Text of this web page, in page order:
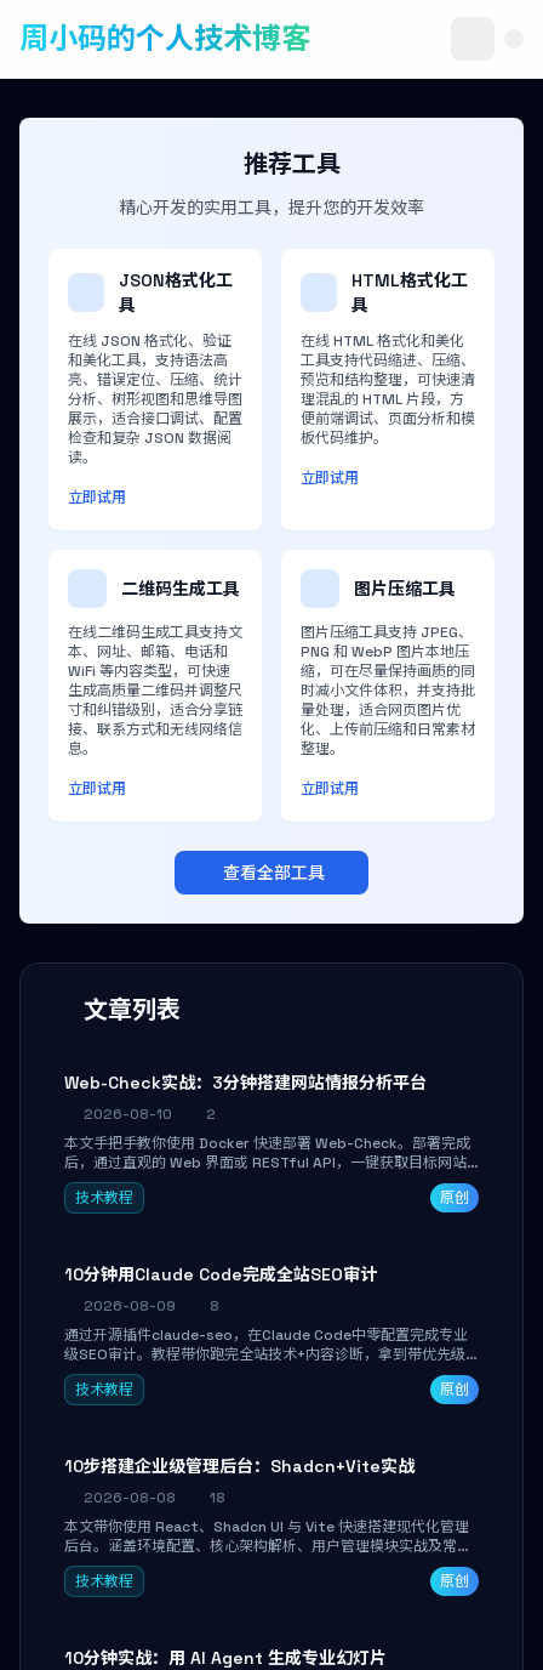
周小码的个人技术博客
文章列表
Web-Check实战：3分钟搭建网站情报分析平台
2026-08-10
2
本文手把手教你使用 Docker 快速部署 Web-Check。部署完成
后，通过直观的 Web 界面或 RESTful API，一键获取目标网站
的 IP、SSL 证书、DNS 记录、开放端口、技术栈及安全配置，助
你高效完成安全信息收集、资产自查与自动化巡检集成。
技术教程 原创
10分钟用Claude Code完成全站SEO审计
2026-08-09
8
通过开源插件claude-seo，在Claude Code中零配置完成专业
级SEO审计。教程带你跑完全站技术+内容诊断，拿到带优先级
和验证方法的可执行修复清单，适合独立开发者、SEO从业者和
站长快速上手。
技术教程 原创
10步搭建企业级管理后台：Shadcn+Vite实战
2026-08-08
18
本文带你使用 React、Shadcn UI 与 Vite 快速搭建现代化管理
后台。涵盖环境配置、核心架构解析、用户管理模块实战及常见
踩坑指南。学完即可独立完成仪表盘搭建、组件拼装与主题定
制，满足企业级开发需求。
技术教程 原创
10分钟实战：用 AI Agent 生成专业幻灯片
推荐工具
精心开发的实用工具，提升您的开发效率
JSON格式化工
具
在线 JSON 格式化、验证
和美化工具，支持语法高
亮、错误定位、压缩、统计
分析、树形视图和思维导图
展示，适合接口调试、配置
检查和复杂 JSON 数据阅
读。
立即试用
HTML格式化工
具
在线 HTML 格式化和美化
工具支持代码缩进、压缩、
预览和结构整理，可快速清
理混乱的 HTML 片段，方
便前端调试、页面分析和模
板代码维护。
立即试用
二维码生成工具
在线二维码生成工具支持文
本、网址、邮箱、电话和
WiFi 等内容类型，可快速
生成高质量二维码并调整尺
寸和纠错级别，适合分享链
接、联系方式和无线网络信
息。
立即试用
图片压缩工具
图片压缩工具支持 JPEG、
PNG 和 WebP 图片本地压
缩，可在尽量保持画质的同
时减小文件体积，并支持批
量处理，适合网页图片优
化、上传前压缩和日常素材
整理。
立即试用
查看全部工具